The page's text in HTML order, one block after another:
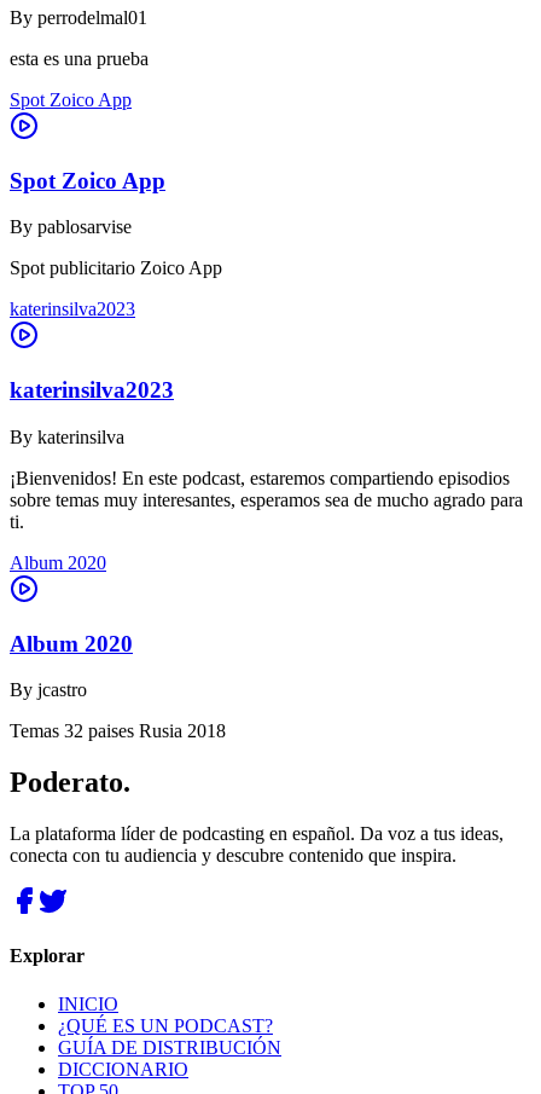
By perrodelmal01
esta es una prueba
Spot Zoico App
Spot Zoico App
By pablosarvise
Spot publicitario Zoico App
katerinsilva2023
katerinsilva2023
By katerinsilva
¡Bienvenidos! En este podcast, estaremos compartiendo episodios
sobre temas muy interesantes, esperamos sea de mucho agrado para
ti.
Album 2020
Album 2020
By jcastro
Temas 32 paises Rusia 2018
Poderato.
La plataforma líder de podcasting en español. Da voz a tus ideas,
conecta con tu audiencia y descubre contenido que inspira.
Explorar
INICIO
¿QUÉ ES UN PODCAST?
GUÍA DE DISTRIBUCIÓN
DICCIONARIO